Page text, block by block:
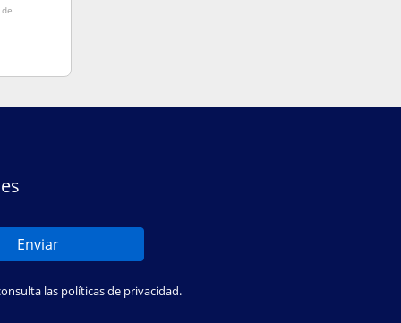
Enviar
las políticas de privacidad.